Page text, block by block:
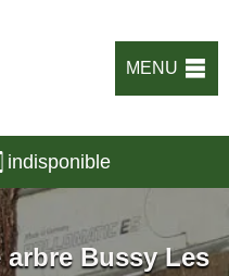
MENU
indisponible
Bussy Les